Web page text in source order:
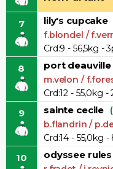
7 lily's cupcake
f.blondel /
Crd:9 - 56,5kg -
8 port deauville
m.velon /
Crd:12 - 55,0kg
9 sainte cecile
b.flandrin /
Crd:14 - 55,0kg
10 odyssee rules